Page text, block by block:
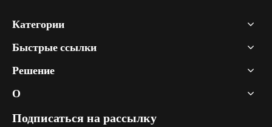
Категории
Быстрые ссылки
Решение
О
Подписаться на рассылку